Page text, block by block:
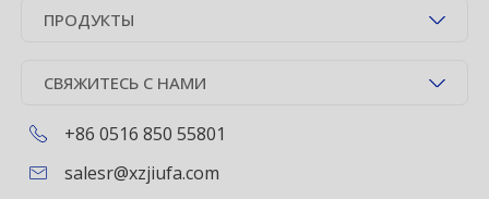
ПРОДУКТЫ
СВЯЖИТЕСЬ С НАМИ
+86 0516 850 55801
salesr@xzjiufa.com